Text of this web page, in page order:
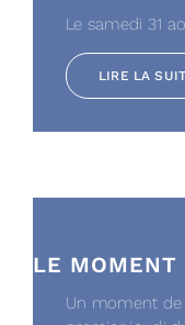
Le samedi 31
LIRE LA
LE MOMENT
Un moment